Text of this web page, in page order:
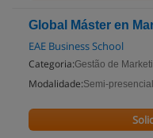
Global Máster en
EAE Business School
Categoria:Gestão de
Modalidade:Semi-presencial